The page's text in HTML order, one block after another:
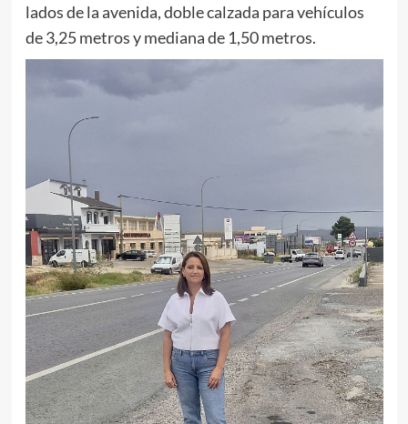
lados de la avenida, doble calzada para vehículos
de 3,25 metros y mediana de 1,50 metros.